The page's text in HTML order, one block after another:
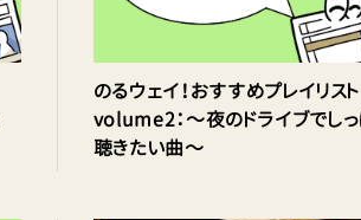
のるウェイ！おすすめプレイリスト
volume2：〜夜のドライブでし
聴きたい曲〜